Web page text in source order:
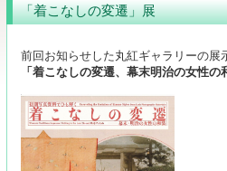
「着こなしの変遷」展
前回お知らせした丸紅ギャラリーの展
「着こなしの変遷、幕末明治の女性の